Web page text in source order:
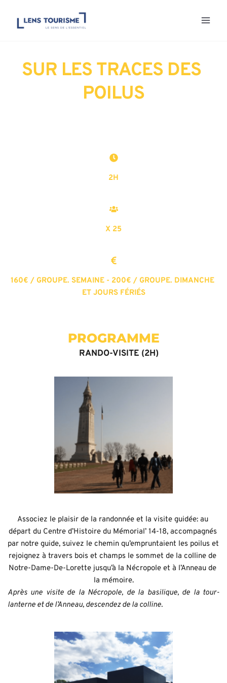
SUR LES TRACES DES
POILUS
2H
X 25
160€ / GROUPE. SEMAINE - 200€ / GROUPE. DIMANCHE
ET JOURS FÉRIÉS
PROGRAMME
RANDO-VISITE (2H)
Associez le plaisir de la randonnée et la visite guidée: au
départ du Centre d’Histoire du Mémorial’ 14-18, accompagnés
par notre guide, suivez le chemin qu’empruntaient les poilus et
rejoignez à travers bois et champs le sommet de la colline de
Notre-Dame-De-Lorette jusqu’à la Nécropole et à l’Anneau de
la mémoire.
Après une visite de la Nécropole, de la basilique, de la tour-
lanterne et de l’Anneau, descendez de la colline.